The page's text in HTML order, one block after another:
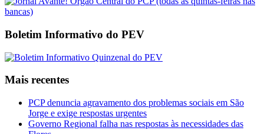
Boletim Informativo do PEV
Mais recentes
PCP denuncia agravamento dos problemas sociais em São
Jorge e exige respostas urgentes
Governo Regional falha nas respostas às necessidades das